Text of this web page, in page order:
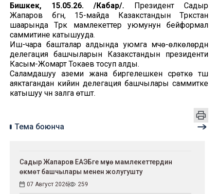
Бишкек, 15.05.26. /Кабар/. Президент Садыр
Жапаров бүгүн, 15-майда Казакстандын Түркстан
шаарында Түрк мамлекеттер уюмунун бейформал
саммитине катышууда.
Иш-чара башталар алдында уюмга мүчө-өлкөлөрдүн
делегация башчыларын Казакстандын президенти
Касым-Жомарт Токаев тосуп алды.
Саламдашуу аземи жана биргелешкен сүрөткө түшүү
аяктагандан кийин делегация башчылары саммитке
катышуу үчүн залга өтүштү.
Тема боюнча
Садыр Жапаров ЕАЭБге мүчө мамлекеттердин
өкмөт башчылары менен жолугушту
07 Август 2026 259